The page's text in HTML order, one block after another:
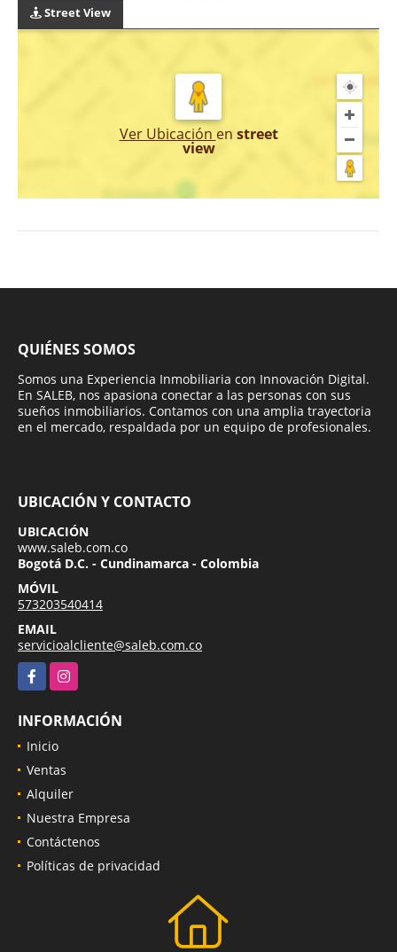
Street View
Ver Ubicación en street
view
QUIÉNES SOMOS
Somos una Experiencia Inmobiliaria con Innovación Digital.
En SALEB, nos apasiona conectar a las personas con sus
sueños inmobiliarios. Contamos con una amplia trayectoria
en el mercado, respaldada por un equipo de profesionales.
UBICACIÓN Y CONTACTO
UBICACIÓN
www.saleb.com.co
Bogotá D.C. - Cundinamarca - Colombia
MÓVIL
573203540414
EMAIL
servicioalcliente@saleb.com.co
FacebookInstagram
INFORMACIÓN
Inicio
Ventas
Alquiler
Nuestra Empresa
Contáctenos
Políticas de privacidad